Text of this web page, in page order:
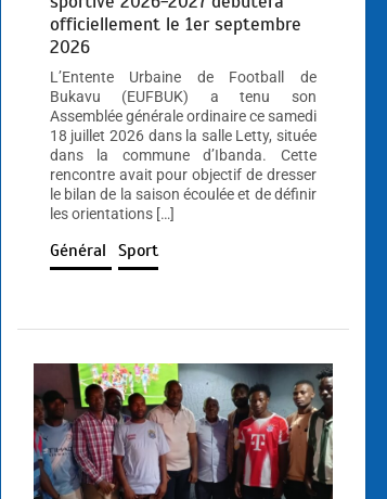
officiellement le 1er septembre
2026
L’Entente Urbaine de Football de
Bukavu (EUFBUK) a tenu son
Assemblée générale ordinaire ce samedi
18 juillet 2026 dans la salle Letty, située
dans la commune d’Ibanda. Cette
rencontre avait pour objectif de dresser
le bilan de la saison écoulée et de définir
les orientations […]
Général Sport